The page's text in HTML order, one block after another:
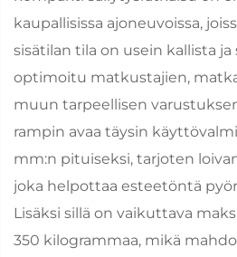
kaupallisissa ajoneuvoissa,
sisätilan tila on usein kallista ja
optimoitu matkustajien,
muun tarpeellisen
rampin avaa täysin
mm:n pituiseksi, tarjoten
joka helpottaa esteetöntä
Lisäksi sillä on vaikuttava
350 kilogrammaa, mikä